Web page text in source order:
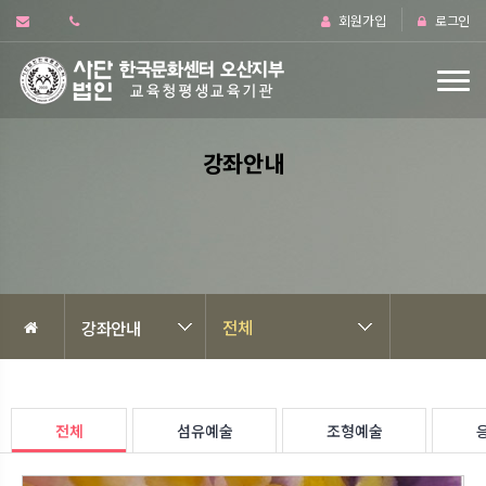
회원가입 로그인
강좌안내
강좌안내 전체
전체 섬유예술 조형예술